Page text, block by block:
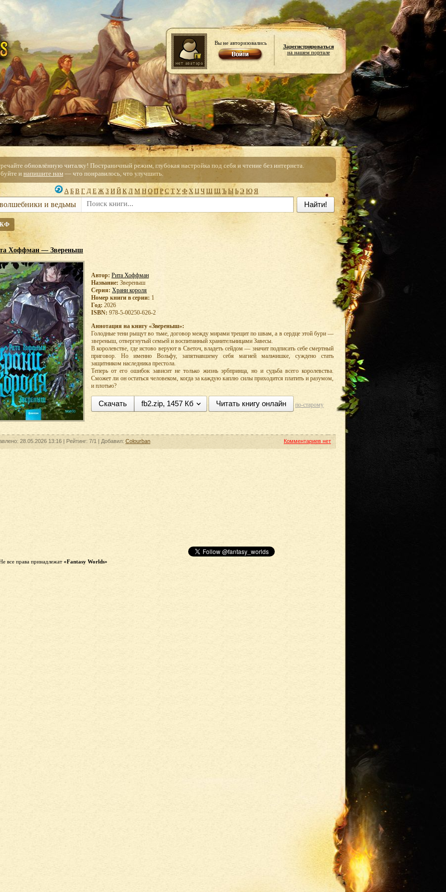
Вы не авторизовались
Зарегистрироваться
на нашем портале
обновлённую читалку! Постраничный режим, глубокая настройка под себя и чтение без интернета.
и напишите нам — что понравилось, что улучшить.
А Б В Г Д Е Ж З И Й К Л М Н О П Р С Т У Ф Х Ц Ч Ш Щ Ъ Ы Ь Э Ю Я
Найти!
и ведьмы
Хоффман — Звереныш
Автор: Рита Хоффман
Название: Звереныш
Серия: Храни короля
Номер книги в серии: 1
Год: 2026
ISBN: 978-5-00250-626-2
Аннотация на книгу «Звереныш»:
Голодные тени рыщут во тьме, договор между мирами трещит по швам, а в сердце этой бури —
звереныш, отвергнутый семьей и воспитанный хранительницами Завесы.
В королевстве, где истово веруют в Светоч, владеть сейдом — значит подписать себе смертный
приговор. Но именно Вольфу, запятнавшему себя магией мальчишке, суждено стать
защитником наследника престола.
Теперь от его ошибок зависит не только жизнь эрбпринца, но и судьба всего королевства.
Сможет ли он остаться человеком, когда за каждую каплю силы приходится платить и разумом,
и плотью?
Скачать fb2.zip, 1457 Кб Читать книгу онлайн по-старому
28.05.2026 13:16 | Рейтинг: 7/1 | Добавил: Colourban Комментариев нет
все права принадлежат «Fantasy Worlds»